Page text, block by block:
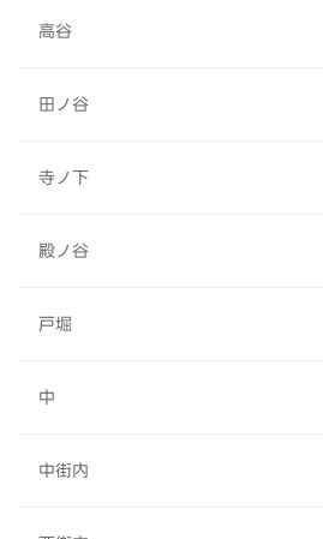
高谷
田ノ谷
寺ノ下
殿ノ谷
戸堀
中
中街内